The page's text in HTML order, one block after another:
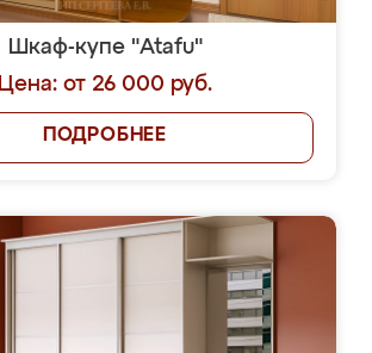
Шкаф-купе "Atafu"
Цена: от 26 000 руб.
ПОДРОБНЕЕ